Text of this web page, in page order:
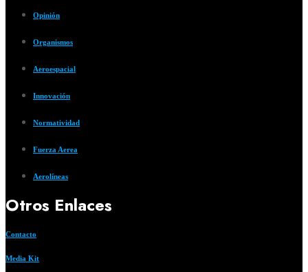
Opinión
Organismos
Aeroespacial
Innovación
Normatividad
Fuerza Aerea
Aerolíneas
Otros Enlaces
Contacto
Media Kit